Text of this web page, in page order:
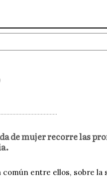
de mujer recorre las
entre ellos, sobre la